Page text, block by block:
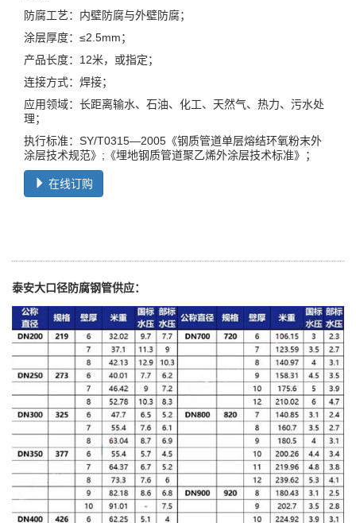
防腐工艺：内壁防腐与外壁防腐；
涂层厚度：≤2.5mm；
产品长度：12米，或指定；
连接方式：焊接；
应用领域：长距离输水、石油、化工、天然气、热力、污水处
理；
执行标准：SY/T0315—2005《钢质管道单层熔结环氧粉末外
涂层技术规范》;《埋地钢质管道聚乙烯外涂层技术标准》；
在线订购
泰安大口径防腐钢管供应：